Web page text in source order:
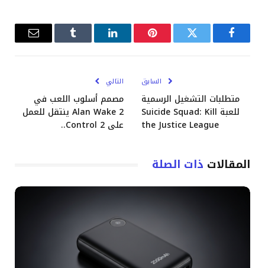
فيسبوكتويتر بينتيريستلينكدإن Tumblrالبريد
السابق
متطلبات التشغيل الرسمية
للعبة Suicide Squad: Kill
the Justice League
التالي
مصمم أسلوب اللعب في
Alan Wake 2 ينتقل للعمل
على Control 2..
المقالات ذات الصلة